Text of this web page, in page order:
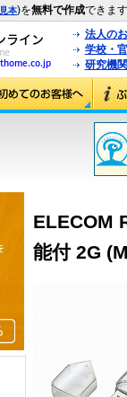
見本)を無料で作成できます
法人の
学校・
研究機
ELECOM
能付 2G